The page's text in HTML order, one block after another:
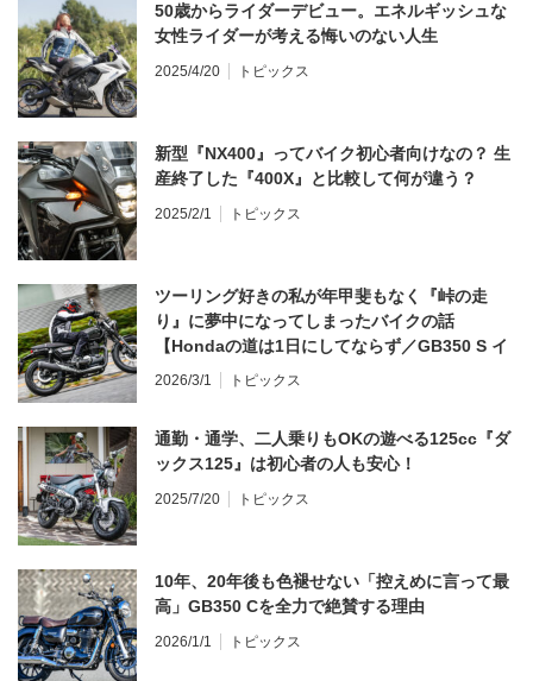
50歳からライダーデビュー。エネルギッシュな
女性ライダーが考える悔いのない人生
2025/4/20 トピックス
新型『NX400』ってバイク初心者向けなの？ 生
産終了した『400X』と比較して何が違う？
2025/2/1 トピックス
ツーリング好きの私が年甲斐もなく『峠の走
り』に夢中になってしまったバイクの話
【Hondaの道は1日にしてならず／GB350 S イ
ンプレ・レビュー 前編】
2026/3/1 トピックス
通勤・通学、二人乗りもOKの遊べる125cc『ダ
ックス125』は初心者の人も安心！
2025/7/20 トピックス
10年、20年後も色褪せない「控えめに言って最
高」GB350 Cを全力で絶賛する理由
2026/1/1 トピックス